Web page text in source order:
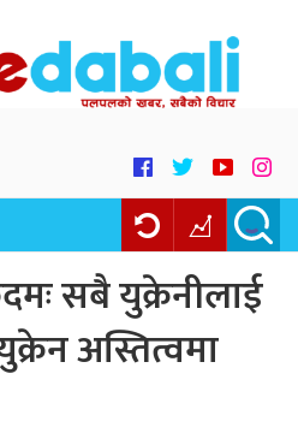
सबै युक्रेनीलाई
अस्तित्वमा